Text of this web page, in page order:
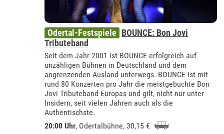
Odertal-Festspiele BOUNCE: Bon Jovi
Tributeband
Seit dem Jahr 2001 ist BOUNCE erfolgreich auf
unzähligen Bühnen in Deutschland und dem
angrenzenden Ausland unterwegs. BOUNCE ist mit
rund 80 Konzerten pro Jahr die meistgebuchte Bon
Jovi Tributeband Europas und gilt, nicht nur unter
Insidern, seit vielen Jahren auch als die
Authentischste.
20:00 Uhr, Odertalbühne, 30,15 €